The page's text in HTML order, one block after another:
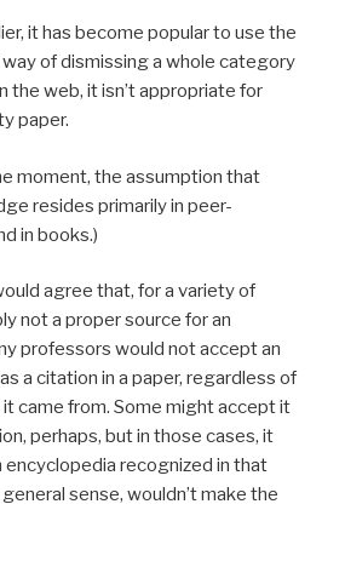
it has become popular to use the
of dismissing a whole category
the web, it isn’t appropriate for
paper.
moment, the assumption that
resides primarily in peer-
in books.)
agree that, for a variety of
not a proper source for an
professors would not accept an
a citation in a paper, regardless of
came from. Some might accept it
perhaps, but in those cases, it
encyclopedia recognized in that
sense, wouldn’t make the